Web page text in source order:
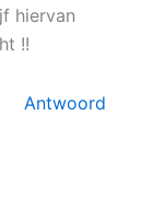
hiervan
!!
Antwoord